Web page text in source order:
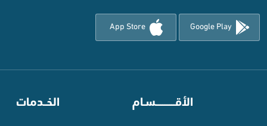
Google Play
App Store
الأقـــــــــــسـام الخــدمات